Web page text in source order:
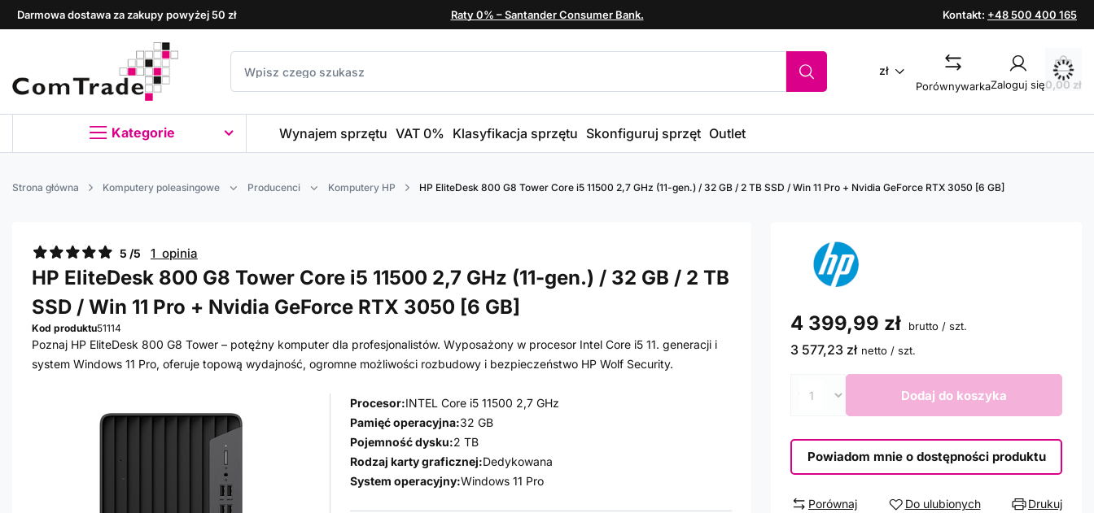
Darmowa dostawa za zakupy powyżej 50 zł Raty 0% – Santander Consumer Bank. Kontakt: +48 500 400 165
zł
PorównywarkaZaloguj się0,00 zł
Kategorie Wynajem sprzętu VAT 0% Klasyfikacja sprzętu Skonfiguruj sprzęt Outlet
Strona główna Komputery poleasingowe Producenci Komputery HP HP EliteDesk 800 G8 Tower Core i5 11500 2,7 GHz (11-gen.) / 32 GB / 2 TB SSD / Win 11 Pro + Nvidia GeForce RTX 3050 [6 GB]
5 /5 1 opinia
HP EliteDesk 800 G8 Tower Core i5 11500 2,7 GHz (11-gen.) / 32 GB / 2 TB
SSD / Win 11 Pro + Nvidia GeForce RTX 3050 [6 GB]
Kod produktu51114
Poznaj HP EliteDesk 800 G8 Tower – potężny komputer dla profesjonalistów. Wyposażony w procesor Intel Core i5 11. generacji i
system Windows 11 Pro, oferuje topową wydajność, ogromne możliwości rozbudowy i bezpieczeństwo HP Wolf Security.
Procesor:INTEL Core i5 11500 2,7 GHz
Pamięć operacyjna:32 GB
Pojemność dysku:2 TB
Rodzaj karty graficznej:Dedykowana
System operacyjny:Windows 11 Pro
4 399,99 zł brutto / szt.
3 577,23 zł netto / szt.
Dodaj do koszyka
Powiadom mnie o dostępności produktu
Porównaj Do ulubionych Drukuj